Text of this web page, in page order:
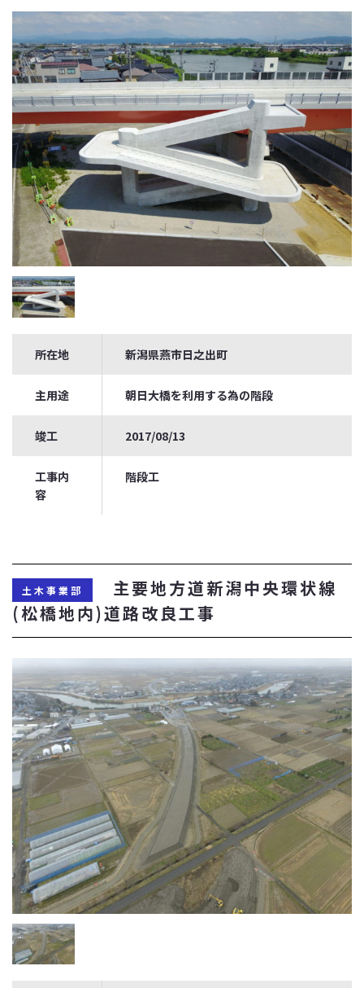
所在地 新潟県燕市日之出町
主用途 朝日大橋を利用する為の階段
竣工 2017/08/13
工事内
容
階段工
土木事業部
主要地方道新潟中央環状線
(松橋地内)道路改良工事